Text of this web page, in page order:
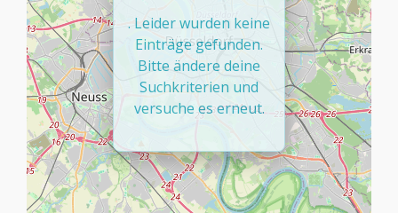
. Leider wurden keine
Einträge gefunden.
Bitte ändere deine
Suchkriterien und
versuche es erneut.